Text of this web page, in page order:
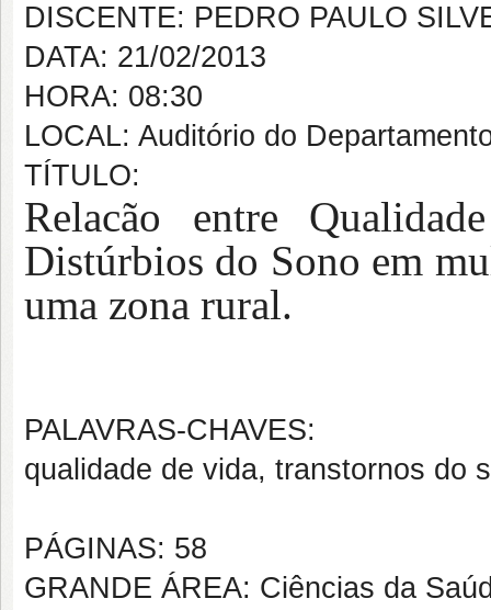
DISCENTE: PEDRO PAULO
DATA: 21/02/2013
HORA: 08:30
LOCAL: Auditório do
TÍTULO:
Relacão entre
Distúrbios do Sono em
uma zona rural.
PALAVRAS-CHAVES:
qualidade de vida, transtornos do
PÁGINAS: 58
GRANDE ÁREA: Ciências da